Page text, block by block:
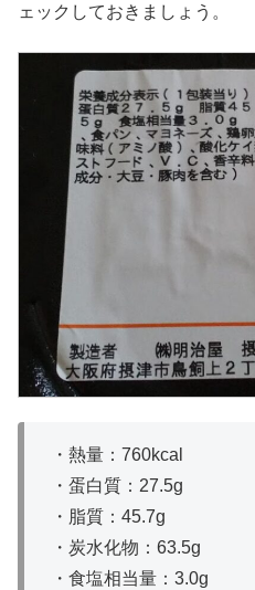
ェックしておきましょう。
・熱量：760kcal
・蛋白質：27.5g
・脂質：45.7g
・炭水化物：63.5g
・食塩相当量：3.0g